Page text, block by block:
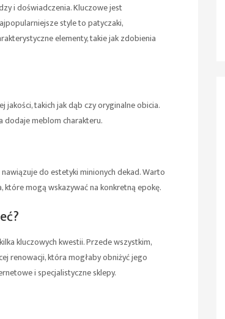
i doświadczenia. Kluczowe jest
style to patyczaki,
elementy, takie jak zdobienia
jakości, takich jak dąb czy oryginalne obicia.
dodaje meblom charakteru.
do estetyki minionych dekad. Warto
mogą wskazywać na konkretną epokę.
kluczowych kwestii. Przede wszystkim,
renowacji, która mogłaby obniżyć jego
i specjalistyczne sklepy.